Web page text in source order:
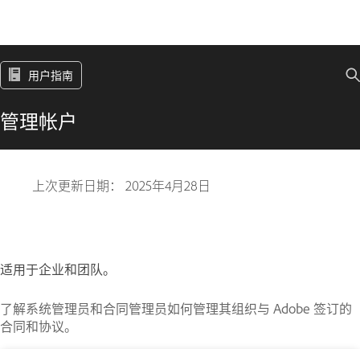
用户指南
管理帐户
上次更新日期： 2025年4月28日
适用于企业和团队。
了解系统管理员和合同管理员如何管理其组织与 Adobe 签订的
合同和协议。